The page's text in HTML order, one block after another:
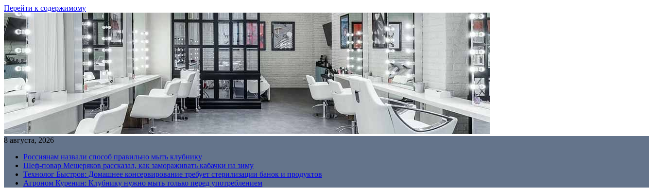
Перейти к содержимому
8 августа, 2026
Россиянам назвали способ правильно мыть клубнику
Шеф-повар Мещеряков рассказал, как замораживать кабачки на зиму
Технолог Быстров: Домашнее консервирование требует стерилизации банок и продуктов
Агроном Куренин: Клубнику нужно мыть только перед употреблением